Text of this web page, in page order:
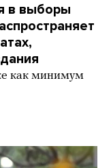
в выборы
как минимум